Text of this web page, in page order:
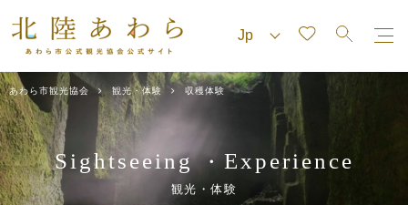
あわら市観光協会 観光・体験 収穫体験
Sightseeing・ Experience
観光・体験